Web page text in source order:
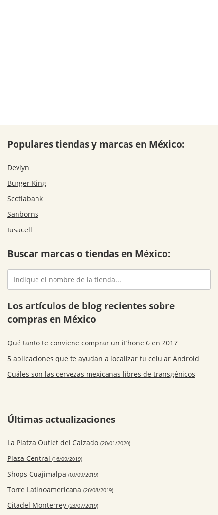
Populares tiendas y marcas en México:
Devlyn
Burger King
Scotiabank
Sanborns
Iusacell
Buscar marcas o tiendas en México:
Los artículos de blog recientes sobre
compras en México
Qué tanto te conviene comprar un iPhone 6 en 2017
5 aplicaciones que te ayudan a localizar tu celular Android
Cuáles son las cervezas mexicanas libres de transgénicos
Últimas actualizaciones
La Platza Outlet del Calzado (20/01/2020)
Plaza Central (16/09/2019)
Shops Cuajimalpa (09/09/2019)
Torre Latinoamericana (26/08/2019)
Citadel Monterrey (23/07/2019)